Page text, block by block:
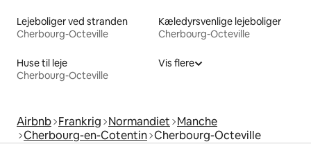
Lejeboliger ved stranden
Cherbourg-Octeville
Kæledyrsvenlige lejeboliger
Cherbourg-Octeville
Huse til leje
Cherbourg-Octeville
Vis flere
Airbnb Frankrig Normandiet Manche
Cherbourg-en-Cotentin Cherbourg-Octeville